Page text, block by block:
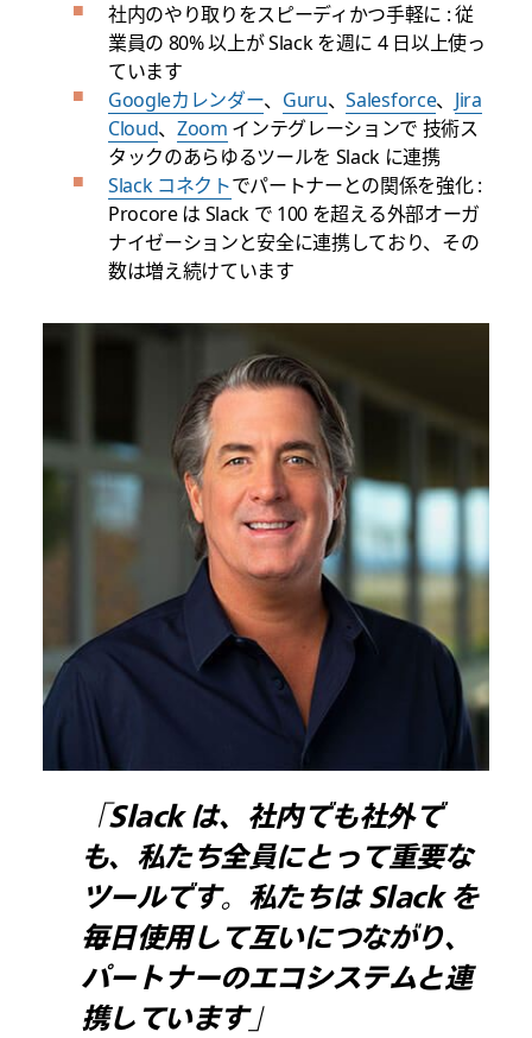
社内のやり取りをスピーディかつ手軽に : 従
業員の 80% 以上が Slack を週に 4 日以上使っ
ています
Googleカレンダー、 Guru、Salesforce、 Jira
Cloud、 Zoom インテグレーションで 技術ス
タックのあらゆるツールを Slack に連携
Slack コネクトでパートナーとの関係を強化 :
Procore は Slack で 100 を超える外部オーガ
ナイゼーションと安全に連携しており、その
数は増え続けています
「Slack は、社内でも社外で
も、私たち全員にとって重要な
ツールです。私たちは Slack を
毎日使用して互いにつながり、
パートナーのエコシステムと連
携しています」